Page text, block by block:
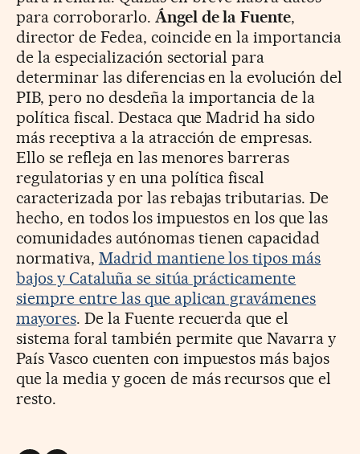
para corroborarlo. Ángel de la Fuente,
director de Fedea, coincide en la importancia
de la especialización sectorial para
determinar las diferencias en la evolución del
PIB, pero no desdeña la importancia de la
política fiscal. Destaca que Madrid ha sido
más receptiva a la atracción de empresas.
Ello se refleja en las menores barreras
regulatorias y en una política fiscal
caracterizada por las rebajas tributarias. De
hecho, en todos los impuestos en los que las
comunidades autónomas tienen capacidad
normativa, Madrid mantiene los tipos más
bajos y Cataluña se sitúa prácticamente
siempre entre las que aplican gravámenes
mayores. De la Fuente recuerda que el
sistema foral también permite que Navarra y
País Vasco cuenten con impuestos más bajos
que la media y gocen de más recursos que el
resto.